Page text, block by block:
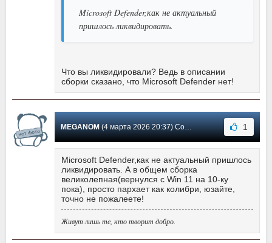
Microsoft Defender,как не актуальный
пришлось ликвидировать.
Что вы ликвидировали? Ведь в описании
сборки сказано, что Microsoft Defender нет!
MEGANOM(4 марта 2026 20:37) Сообщение #11 1
Microsoft Defender,как не актуальный пришлось
ликвидировать. А в общем сборка
великолепная(вернулся с Win 11 на 10-ку
пока), просто пархает как колибри, юзайте,
точно не пожалеете!
Живут лишь те, кто творит добро.